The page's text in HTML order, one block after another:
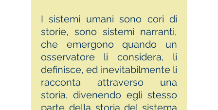
I sistemi umani sono cori di
storie, sono sistemi narranti,
che emergono quando un
osservatore li considera, li
definisce, ed inevitabilmente li
racconta attraverso una
storia, divenendo egli stesso
parte della storia del sistema